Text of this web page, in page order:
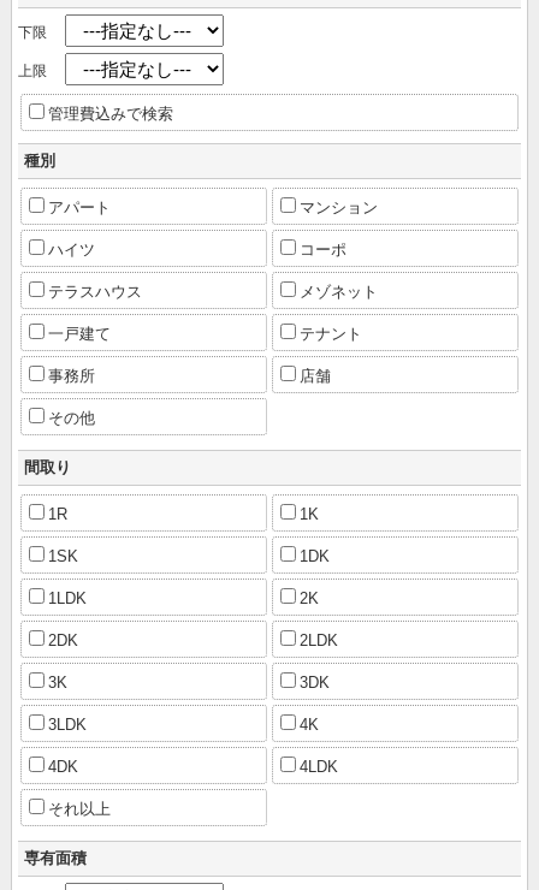
下限
上限
管理費込みで検索
種別
アパート マンション
ハイツ コーポ
テラスハウス メゾネット
一戸建て テナント
事務所 店舗
その他
間取り
1R 1K
1SK 1DK
1LDK 2K
2DK 2LDK
3K 3DK
3LDK 4K
4DK 4LDK
それ以上
専有面積